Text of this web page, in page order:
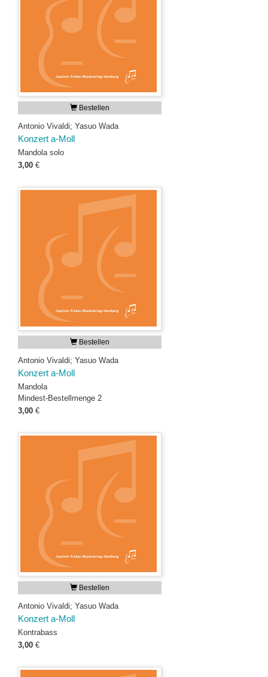
Bestellen
Antonio Vivaldi; Yasuo Wada
Konzert a-Moll
Mandola solo
3,00 €
Bestellen
Antonio Vivaldi; Yasuo Wada
Konzert a-Moll
Mandola
Mindest-Bestellmenge 2
3,00 €
Bestellen
Antonio Vivaldi; Yasuo Wada
Konzert a-Moll
Kontrabass
3,00 €